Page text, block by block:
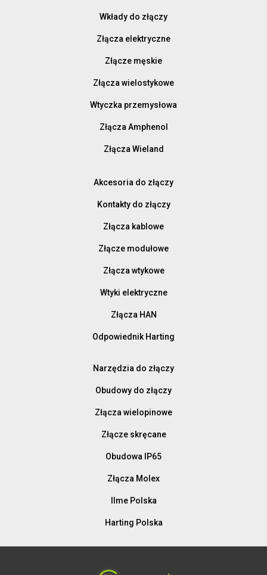
Wkłady do złączy
Złącza elektryczne
Złącze męskie
Złącza wielostykowe
Wtyczka przemysłowa
Złącza Amphenol
Złącza Wieland
Akcesoria do złączy
Kontakty do złączy
Złącza kablowe
Złącze modułowe
Złącza wtykowe
Wtyki elektryczne
Złącza HAN
Odpowiednik Harting
Narzędzia do złączy
Obudowy do złączy
Złącza wielopinowe
Złącze skręcane
Obudowa IP65
Złącza Molex
Ilme Polska
Harting Polska